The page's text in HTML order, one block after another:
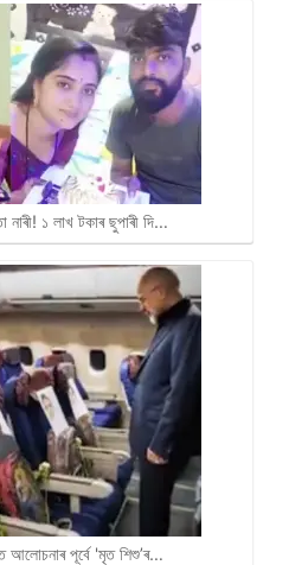
নাৰী! ১ লাখ টকাৰ ছুপাৰী দি…
আলোচনাৰ পূৰ্বে 'মৃত শিশু’ৰ…